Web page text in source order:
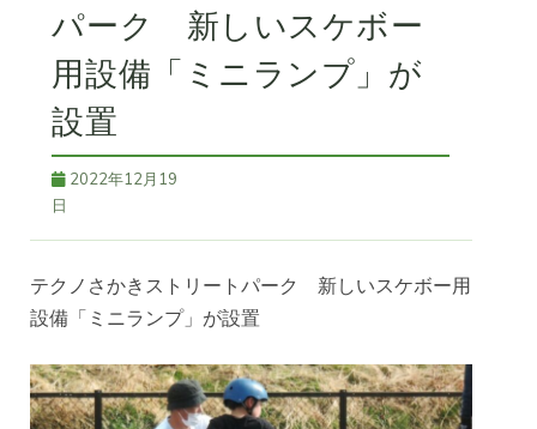
パーク 新しいスケボー
用設備「ミニランプ」が
設置
2022年12月19
日
テクノさかきストリートパーク 新しいスケボー用
設備「ミニランプ」が設置